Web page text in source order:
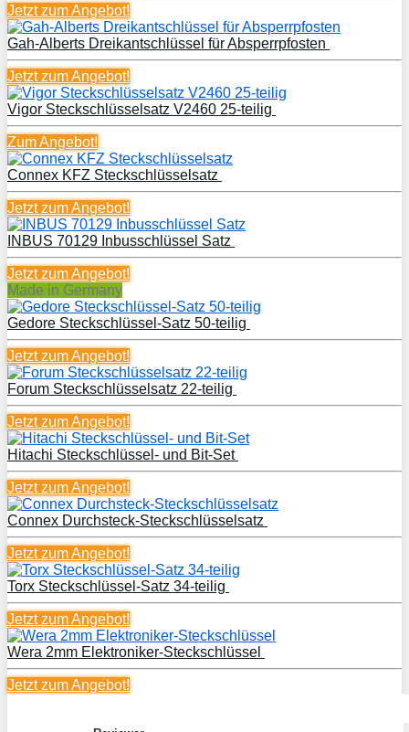
Jetzt zumAngebot!
Gah-Alberts Dreikantschlüssel für Absperrpfosten
Jetzt zumAngebot!
Vigor Steckschlüsselsatz V2460 25-teilig
Zum Angebot!
Connex KFZ Steckschlüsselsatz
Jetzt zumAngebot!
INBUS 70129 Inbusschlüssel Satz
Jetzt zumAngebot!
Made in Germany
Gedore Steckschlüssel-Satz 50-teilig
Jetzt zumAngebot!
Forum Steckschlüsselsatz 22-teilig
Jetzt zumAngebot!
Hitachi Steckschlüssel- und Bit-Set
Jetzt zumAngebot!
Connex Durchsteck-Steckschlüsselsatz
Jetzt zumAngebot!
Torx Steckschlüssel-Satz 34-teilig
Jetzt zumAngebot!
Wera 2mm Elektroniker-Steckschlüssel
Jetzt zumAngebot!